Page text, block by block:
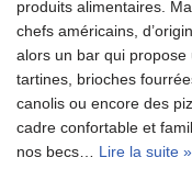
produits alimentaires.
chefs américains,
alors un bar qui propose
tartines, brioches
canolis ou encore des
cadre confortable et
nos becs… Lire la suite »